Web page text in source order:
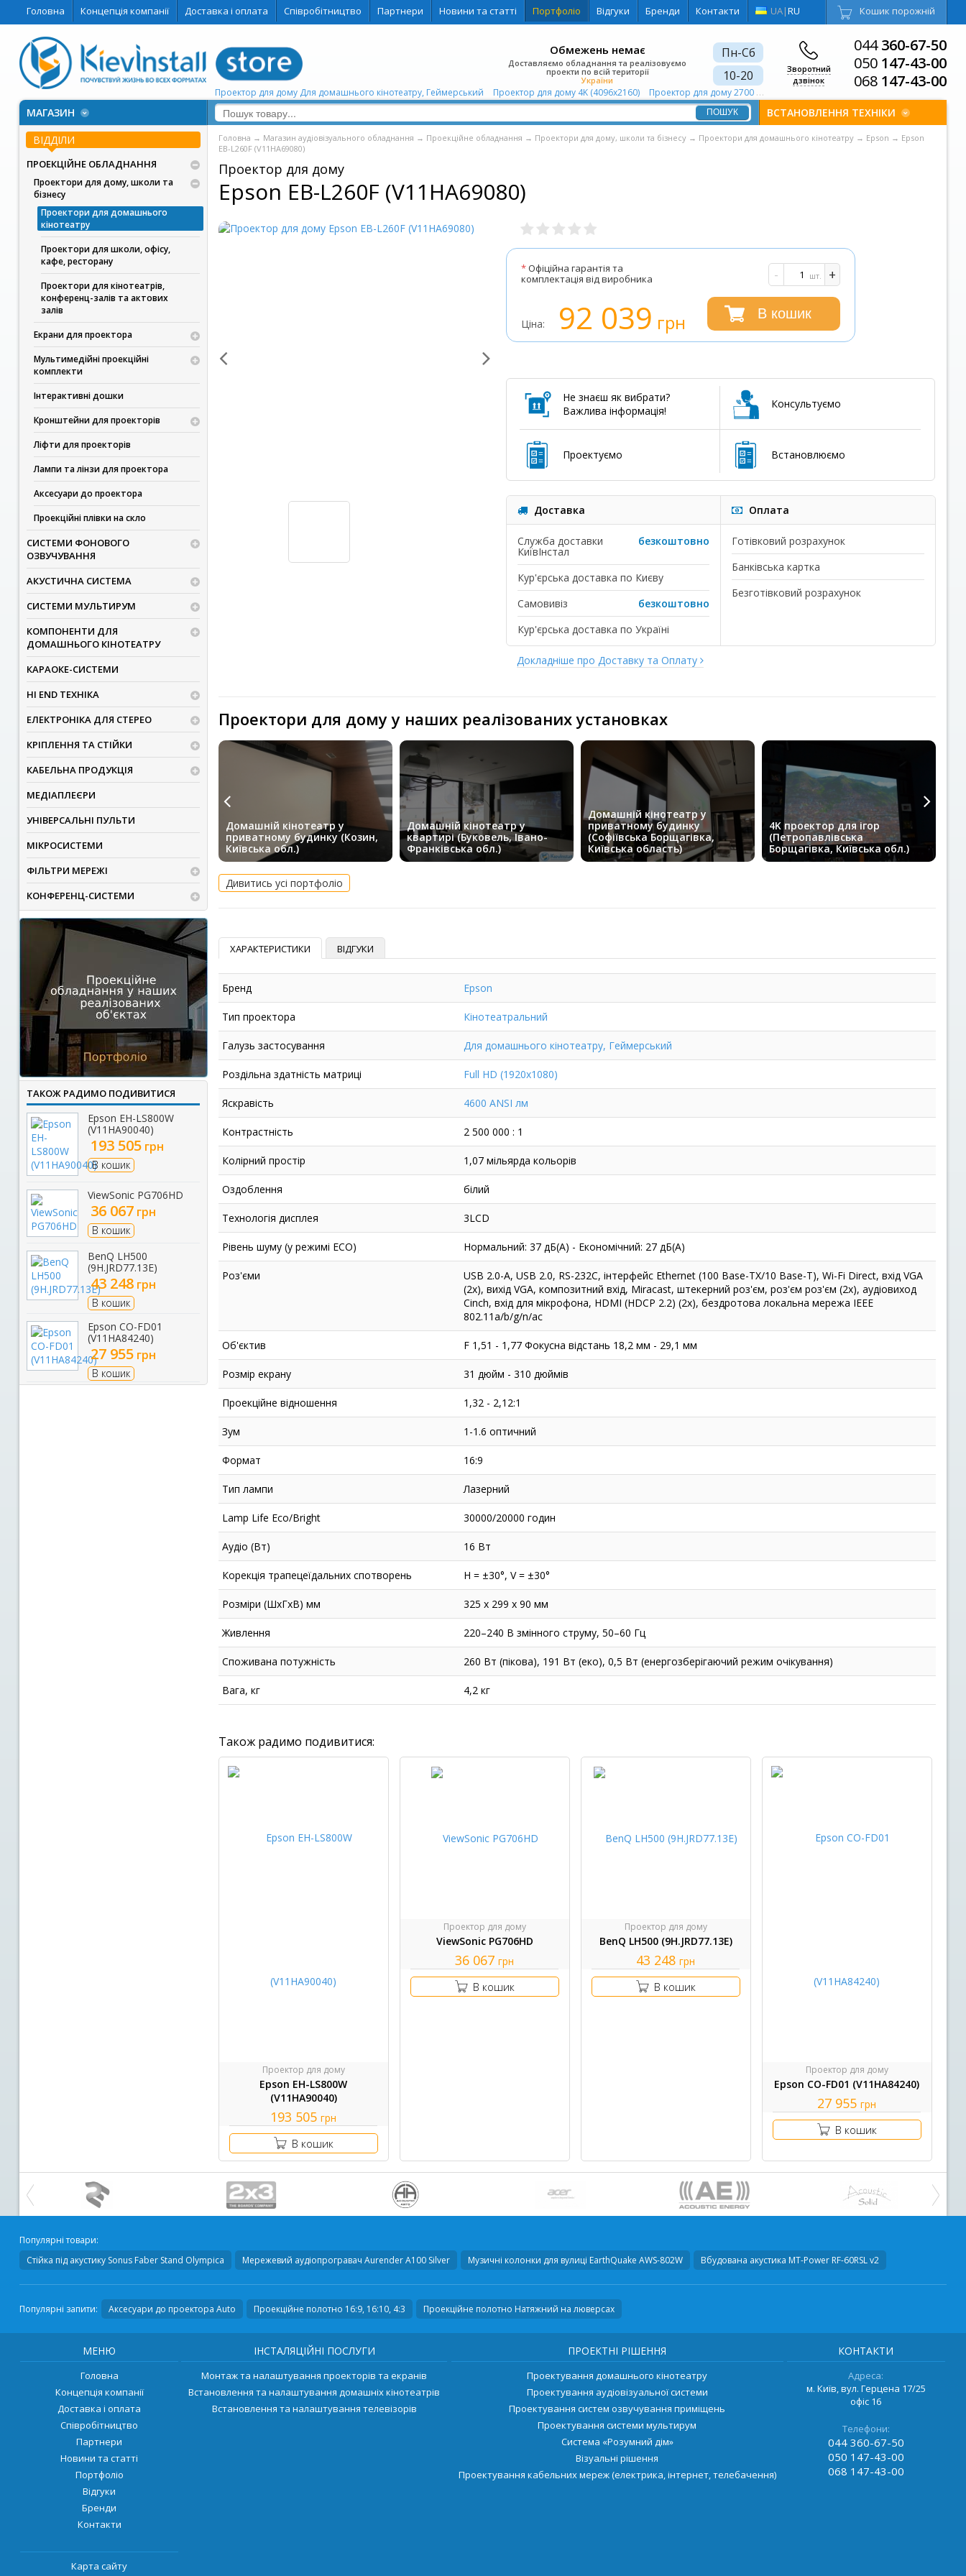
Головна Концепція компанії Доставка і оплата Співробітництво Партнери Новини та статті Портфоліо Відгуки Бренди Контакти UA|RU Кошик порожній
044360-67-50
050 147-43-00
068 147-43-00
Зворотний
дзвінок
Пн-Сб
10-20
Обмежень немає
Доставляємо обладнання та реалізовуємо
проекти по всій території
України
МАГАЗИН
Проектор для дому Для домашнього кінотеатру, Геймерський Проектор для дому 4K (4096x2160) Проектор для дому 2700 ANSI лм
ВСТАНОВЛЕННЯ ТЕХНІКИ
ВІДДІЛИ
ПРОЕКЦІЙНЕ ОБЛАДНАННЯ
Проектори для дому, школи та
бізнесу
Проектори для домашнього
кінотеатру
Проектори для школи, офісу,
кафе, ресторану
Проектори для кінотеатрів,
конференц-залів та актових
залів
Екрани для проектора
Мультимедійні проекційні
комплекти
Інтерактивні дошки
Кронштейни для проекторів
Ліфти для проекторів
Лампи та лінзи для проектора
Аксесуари до проектора
Проекційні плівки на скло
СИСТЕМИ ФОНОВОГО
ОЗВУЧУВАННЯ
АКУСТИЧНА СИСТЕМА
СИСТЕМИ МУЛЬТИРУМ
КОМПОНЕНТИ ДЛЯ
ДОМАШНЬОГО КІНОТЕАТРУ
КАРАОКЕ-СИСТЕМИ
HI END ТЕХНІКА
ЕЛЕКТРОНІКА ДЛЯ СТЕРЕО
КРІПЛЕННЯ ТА СТІЙКИ
КАБЕЛЬНА ПРОДУКЦІЯ
МЕДІАПЛЕЄРИ
УНІВЕРСАЛЬНІ ПУЛЬТИ
МІКРОСИСТЕМИ
ФІЛЬТРИ МЕРЕЖІ
КОНФЕРЕНЦ-СИСТЕМИ
ТАКОЖ РАДИМО ПОДИВИТИСЯ
Epson EH-LS800W
(V11HA90040)
193 505грн
В кошик
ViewSonic PG706HD
36 067грн
В кошик
BenQ LH500
(9H.JRD77.13E)
43 248грн
В кошик
Epson CO-FD01
(V11HA84240)
27 955грн
В кошик
Головна → Магазин аудіовізуального обладнання → Проекційне обладнання → Проектори для дому, школи та бізнесу → Проектори для домашнього кінотеатру → Epson → Epson
EB-L260F (V11HA69080)
Проектор для дому
Epson EB-L260F (V11HA69080)
*Офіційна гарантія та
комплектація від виробника
- +
шт.
Ціна: 92 039 грн В кошик
Не знаєш як вибрати?
Важлива інформація!
Консультуємо
Проектуємо Встановлюємо
Доставка
Служба доставки
КиївІнстал
безкоштовно
Кур'єрська доставка по Києву
Самовивіз
безкоштовно
Кур'єрська доставка по Україні
Оплата
Готівковий розрахунок
Банківська картка
Безготівковий розрахунок
Докладніше про Доставку та Оплату
Проектори для дому у наших реалізованих установках
Домашній кінотеатр у
приватному будинку (Козин,
Київська обл.)
Домашній кінотеатр у
квартирі (Буковель, Івано-
Франківська обл.)
Домашній кінотеатр у
приватному будинку
(Софіївська Борщагівка,
Київська область)
4K проектор для ігор
(Петропавлівська
Борщагівка, Київська обл.)
Дивитись усі портфоліо
ХАРАКТЕРИСТИКИ ВІДГУКИ
Бренд Epson
Тип проектора Кінотеатральний
Галузь застосування Для домашнього кінотеатру, Геймерський
Роздільна здатність матриці Full HD (1920x1080)
Яскравість 4600 ANSI лм
Контрастність 2 500 000 : 1
Колірний простір 1,07 мільярда кольорів
Оздоблення білий
Технологія дисплея 3LCD
Рівень шуму (у режимі ECO) Нормальний: 37 дБ(А) - Економічний: 27 дБ(А)
Роз'єми
USB 2.0-A, USB 2.0, RS-232C, інтерфейс Ethernet (100 Base-TX/10 Base-T), Wi-Fi Direct, вхід VGA
(2x), вихід VGA, композитний вхід, Miracast, штекерний роз'єм, роз'єм роз'єм (2x), аудіовиход
Cinch, вхід для мікрофона, HDMI (HDCP 2.2) (2x), бездротова локальна мережа IEEE
802.11a/b/g/n/ac
Об'єктив F 1,51 - 1,77 Фокусна відстань 18,2 мм - 29,1 мм
Розмір екрану 31 дюйм - 310 дюймів
Проекційне відношення 1,32 - 2,12:1
Зум 1-1.6 оптичний
Формат 16:9
Тип лампи Лазерний
Lamp Life Eco/Bright 30000/20000 годин
Аудіо (Вт) 16 Вт
Корекція трапецеїдальних спотворень H = ±30°, V = ±30°
Розміри (ШхГхВ) мм 325 x 299 x 90 мм
Живлення 220–240 В змінного струму, 50–60 Гц
Cпоживана потужність 260 Вт (пікова), 191 Вт (еко), 0,5 Вт (енергозберігаючий режим очікування)
Вага, кг 4,2 кг
Також радимо подивитися:
Проектор для дому
Epson EH-LS800W
(V11HA90040)
193 505 грн
В кошик
Проектор для дому
ViewSonic PG706HD
36 067грн
В кошик
Проектор для дому
BenQ LH500 (9H.JRD77.13E)
43 248грн
В кошик
Проектор для дому
Epson CO-FD01 (V11HA84240)
27 955грн
В кошик
Популярні товари:
Стійка під акустикуSonus Faber Stand Olympica Мережевий аудіопрогравач Aurender A100 Silver Музичні колонки для вулиці EarthQuake AWS-802W Вбудована акустика MT-Power RF-60RSL v2
Популярні запити: Аксесуари до проектора Auto Проекційне полотно 16:9, 16:10, 4:3 Проекційне полотно Натяжний на люверсах
МЕНЮ
Головна
Концепція компанії
Доставка і оплата
Співробітництво
Партнери
Новини та статті
Портфоліо
Відгуки
Бренди
Контакти
Карта сайту
ІНСТАЛЯЦІЙНІ ПОСЛУГИ
Монтаж та налаштування проекторів та екранів
Встановлення та налаштування домашніх кінотеатрів
Встановлення та налаштування телевізорів
ПРОЕКТНІ РІШЕННЯ
Проектування домашнього кінотеатру
Проектування аудіовізуальної системи
Проектування систем озвучування приміщень
Проектування системи мультирум
Система «Розумний дім»
Візуальні рішення
Проектування кабельних мереж (електрика, інтернет, телебачення)
КОНТАКТИ
Адреса:
м. Київ, вул. Герцена 17/25
офіс 16
Телефони:
044360-67-50
050 147-43-00
068 147-43-00